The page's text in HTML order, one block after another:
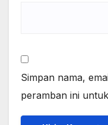
Simpan nama,
peramban ini